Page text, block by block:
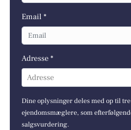
Email *
Adresse *
Adresse
Dine oplysninger deles med op til
ejendomsmæglere, som
salgsvurdering.